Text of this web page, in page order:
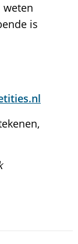
weten
is